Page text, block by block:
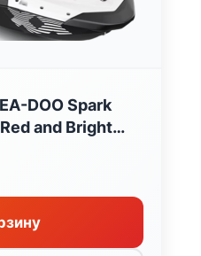
DOO Spark
and Bright